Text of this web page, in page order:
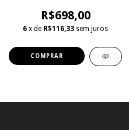
R$698,00
6 x de R$116,33 sem juros
COMPRAR